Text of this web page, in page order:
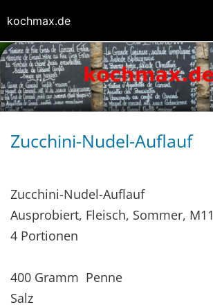
Zucchini-Nudel-Auflauf
Zucchini-Nudel-Auflauf
Ausprobiert, Fleisch, Sommer, M11
4 Portionen
400 Gramm Penne
Salz
kochmax.de